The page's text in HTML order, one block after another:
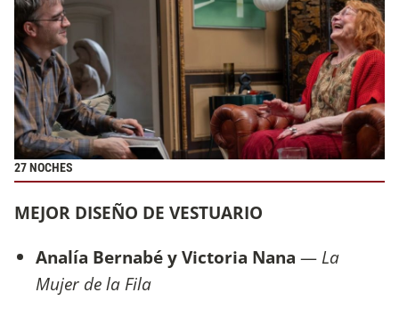
27 NOCHES
MEJOR DISEÑO DE VESTUARIO
Analía Bernabé y Victoria Nana — La
Mujer de la Fila